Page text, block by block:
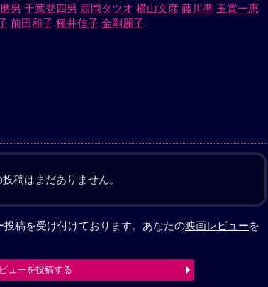
男 千葉登四男 西岡タツオ 横山文彦 藤川準 玉置一恵
前田和子 種井信子 金剛麗子
稿はまだありません。
投稿を受け付けております。あなたの映画レビューを
ューを投稿する